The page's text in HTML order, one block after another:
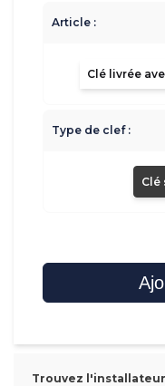
Article :
Clé livrée
Type de clef :
Clé
Trouvez